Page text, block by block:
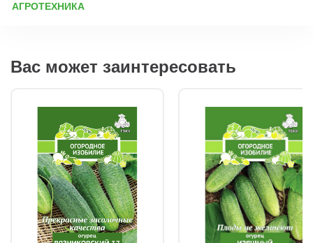
АГРОТЕХНИКА
Новую тару достаточно промыть, а использованную
рекомендуется замочить на сутки в растворе «Деохлора» (1
заражения семян. Почвосмесь для рассады Лучше
приготовить грунт самостоятельно – это улучшит рост огурцов.
Варианты составов: Перегной + низинный торф (1:1).
Дерновая земля (30%) + перегной (30%) + торф (30%) +
перепревшие опилки (10%). Торф (30%) + перегной (50%) +
опилки (20%). На 10 л смеси добавьте 1 ст. л. «Фертики Весна-
Лето» и 2 ст. л. раскислителя, тщательно перемешав. Сроки
посева Семена начинают прогревать за 30 дней до посева
при +30…35°C. Рассаду выращивают 25–30 дней, поэтому
рассчитывайте дату посева, исходя из планируемой высадки в
грунт. Например, если пересадка намечена на 1 мая, сейте 1
апреля. Посев и выращивание рассады Избегайте посева в
Вас может заинтересовать